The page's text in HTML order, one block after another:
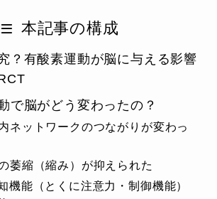
本記事の構成
？有酸素運動が脳に与える影響
で脳がどう変わったの？
ネットワークのつながりが変わっ
萎縮（縮み）が抑えられた
機能（とくに注意力・制御機能）